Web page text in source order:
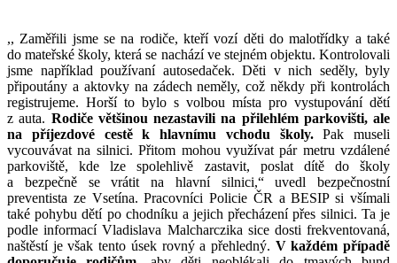
,, Zaměřili jsme se na rodiče, kteří vozí děti do malotřídky a také
do mateřské školy, která se nachází ve stejném objektu. Kontrolovali
jsme například používaní autosedaček. Děti v nich seděly, byly
připoutány a aktovky na zádech neměly, což někdy při kontrolách
registrujeme. Horší to bylo s volbou místa pro vystupování dětí
z auta. Rodiče většinou nezastavili na přilehlém parkovišti, ale
na příjezdové cestě k hlavnímu vchodu školy.Pak museli
vycouvávat na silnici. Přitom mohou využívat pár metru vzdálené
parkoviště, kde lze spolehlivě zastavit, poslat dítě do školy
a bezpečně se vrátit na hlavní silnici,“ uvedl bezpečnostní
preventista ze Vsetína. Pracovníci Policie ČR a BESIP si všímali
také pohybu dětí po chodníku a jejich přecházení přes silnici. Ta je
podle informací Vladislava Malcharczika sice dosti frekventovaná,
naštěstí je však tento úsek rovný a přehledný. V každém případě